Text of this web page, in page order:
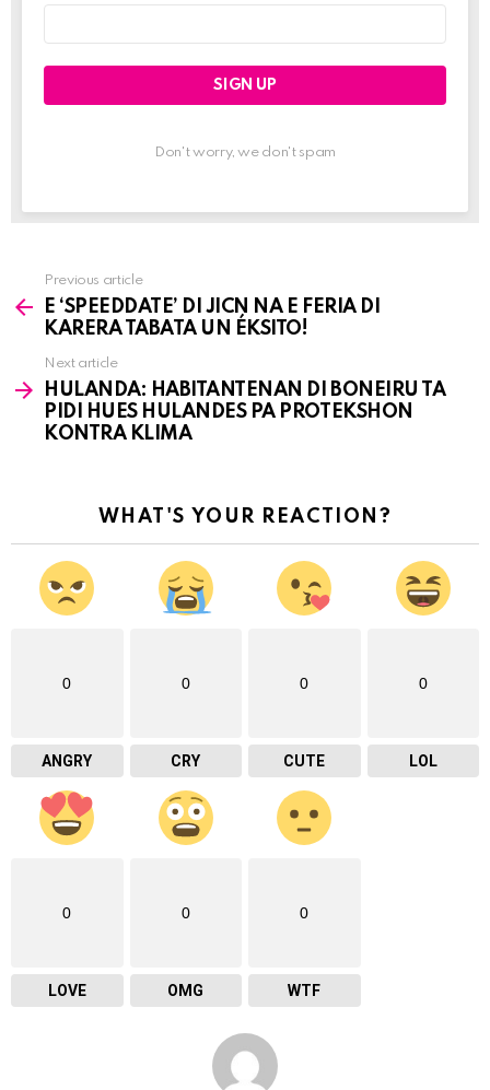
Don't worry, we don't spam
more
Previous article
E ‘SPEEDDATE’ DI JICN NA E FERIA DI
KARERA TABATA UN ÉKSITO!
Next article
HULANDA: HABITANTENAN DI BONEIRU TA
PIDI HUES HULANDES PA PROTEKSHON
KONTRA KLIMA
WHAT'S YOUR REACTION?
0
ANGRY
0
CRY
0
CUTE
0
LOL
0
LOVE
0
OMG
0
WTF